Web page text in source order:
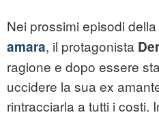
Nei prossimi episodi
amara, il protagonista
ragione e dopo essere
uccidere la sua ex
rintracciarla a tutti i costi.